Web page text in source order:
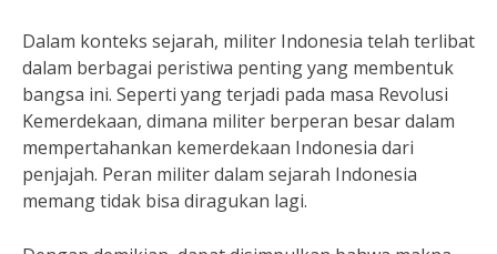
Dalam konteks sejarah, militer Indonesia telah terlibat
dalam berbagai peristiwa penting yang membentuk
bangsa ini. Seperti yang terjadi pada masa Revolusi
Kemerdekaan, dimana militer berperan besar dalam
mempertahankan kemerdekaan Indonesia dari
penjajah. Peran militer dalam sejarah Indonesia
memang tidak bisa diragukan lagi.